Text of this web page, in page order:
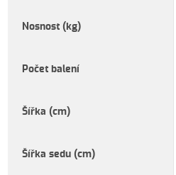
Nosnost (kg)
Počet balení
Šířka (cm)
Šířka sedu (cm)